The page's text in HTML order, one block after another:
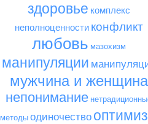
здоровье комплекс
неполноценности конфликт
любовь мазохизм
манипуляции
мужчина и женщина
непонимание
методы одиночество